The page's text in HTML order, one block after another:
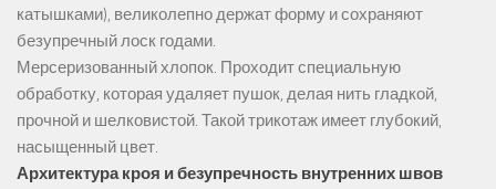
катышками), великолепно держат форму и сохраняют
безупречный лоск годами.
Мерсеризованный хлопок. Проходит специальную
обработку, которая удаляет пушок, делая нить гладкой,
прочной и шелковистой. Такой трикотаж имеет глубокий,
насыщенный цвет.
Архитектура кроя и безупречность внутренних швов